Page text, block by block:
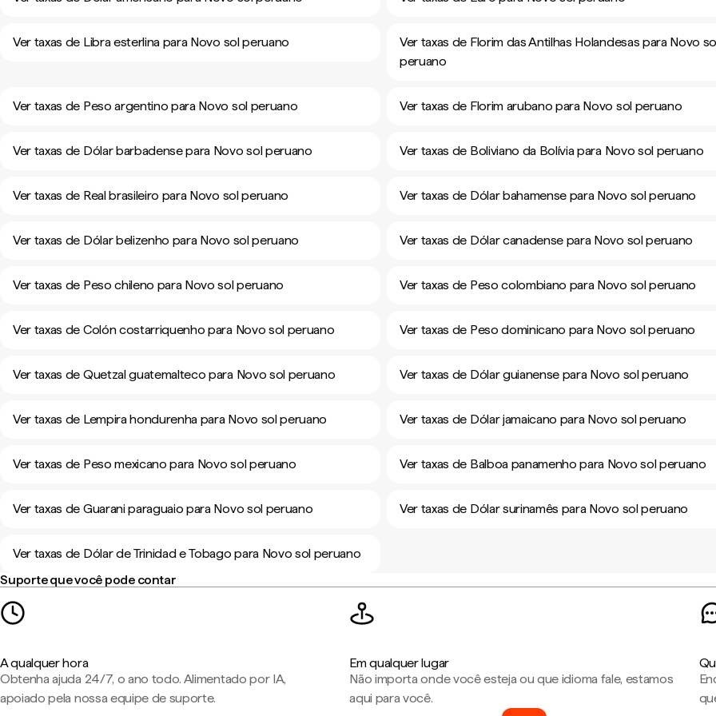
Ver taxas de Libra esterlina para Novo sol peruano
Ver taxas de Florim das Antilhas Holandesas para Novo
peruano
Ver taxas de Peso argentino para Novo sol peruano Ver taxas de Florim arubano para Novo sol peruano
Ver taxas de Dólar barbadense para Novo sol peruano Ver taxas de Boliviano da Bolívia para Novo sol peruano
Ver taxas de Real brasileiro para Novo sol peruano Ver taxas de Dólar bahamense para Novo sol peruano
Ver taxas de Dólar belizenho para Novo sol peruano Ver taxas de Dólar canadense para Novo sol peruano
Ver taxas de Peso chileno para Novo sol peruano Ver taxas de Peso colombiano para Novo sol peruano
Ver taxas de Colón costarriquenho para Novo sol peruano Ver taxas de Peso dominicano para Novo sol peruano
Ver taxas de Quetzal guatemalteco para Novo sol peruano Ver taxas de Dólar guianense para Novo sol peruano
Ver taxas de Lempira hondurenha para Novo sol peruano Ver taxas de Dólar jamaicano para Novo sol peruano
Ver taxas de Peso mexicano para Novo sol peruano Ver taxas de Balboa panamenho para Novo sol peruano
Ver taxas de Guarani paraguaio para Novo sol peruano Ver taxas de Dólar surinamês para Novo sol peruano
Ver taxas de Dólar de Trinidad e Tobago para Novo sol peruano
Suporte que você pode contar
A qualquer hora
Obtenha ajuda 24/7, o ano todo. Alimentado por IA,
apoiado pela nossa equipe de suporte.
Em qualquer lugar
Não importa onde você esteja ou que idioma fale, estamos
aqui para você.